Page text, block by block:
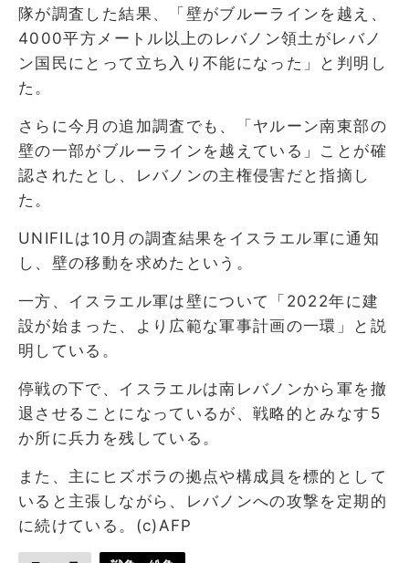
隊が調査した結果、「壁がブルーラインを越え、
4000平方メートル以上のレバノン領土がレバノ
ン国民にとって立ち入り不能になった」と判明し
た。
さらに今月の追加調査でも、「ヤルーン南東部の
壁の一部がブルーラインを越えている」ことが確
認されたとし、レバノンの主権侵害だと指摘し
た。
UNIFILは10月の調査結果をイスラエル軍に通知
し、壁の移動を求めたという。
一方、イスラエル軍は壁について「2022年に建
設が始まった、より広範な軍事計画の一環」と説
明している。
停戦の下で、イスラエルは南レバノンから軍を撤
退させることになっているが、戦略的とみなす5
か所に兵力を残している。
また、主にヒズボラの拠点や構成員を標的として
いると主張しながら、レバノンへの攻撃を定期的
に続けている。(c)AFP